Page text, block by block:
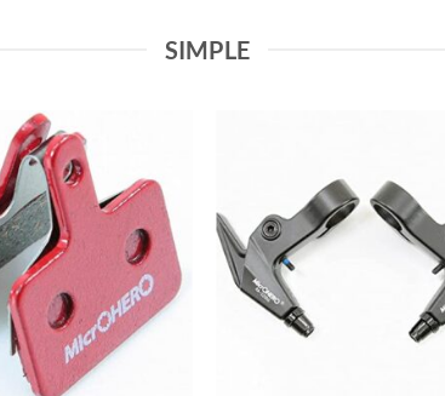
SIMPLE